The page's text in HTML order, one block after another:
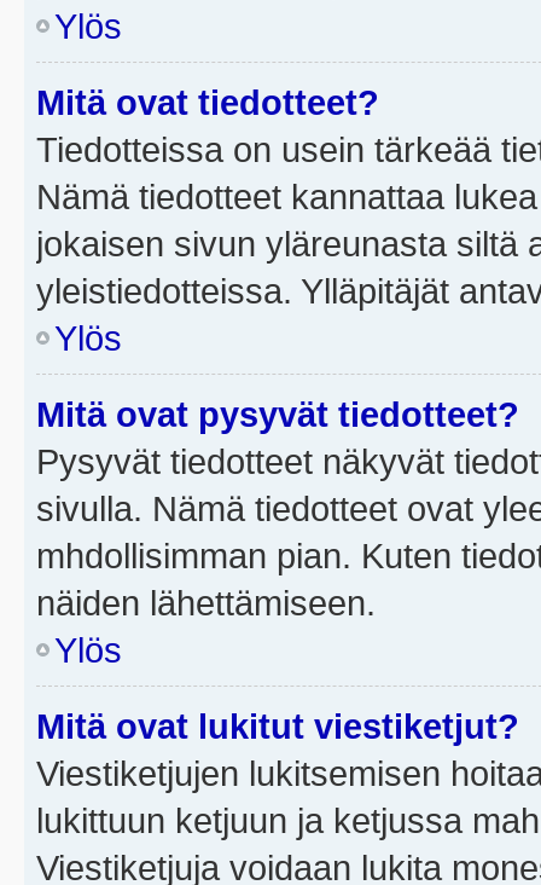
Ylös
Mitä ovat tiedotteet?
Tiedotteissa on usein tärkeää
Nämä tiedotteet kannattaa
jokaisen sivun yläreunasta siltä
yleistiedotteissa. Ylläpitäjät
Ylös
Mitä ovat pysyvät tiedotteet?
Pysyvät tiedotteet näkyvät
sivulla. Nämä tiedotteet ovat
mhdollisimman pian. Kuten
näiden lähettämiseen.
Ylös
Mitä ovat lukitut viestiketjut?
Viestiketjujen lukitsemisen
lukittuun ketjuun ja ketjussa
Viestiketjuja voidaan lukita